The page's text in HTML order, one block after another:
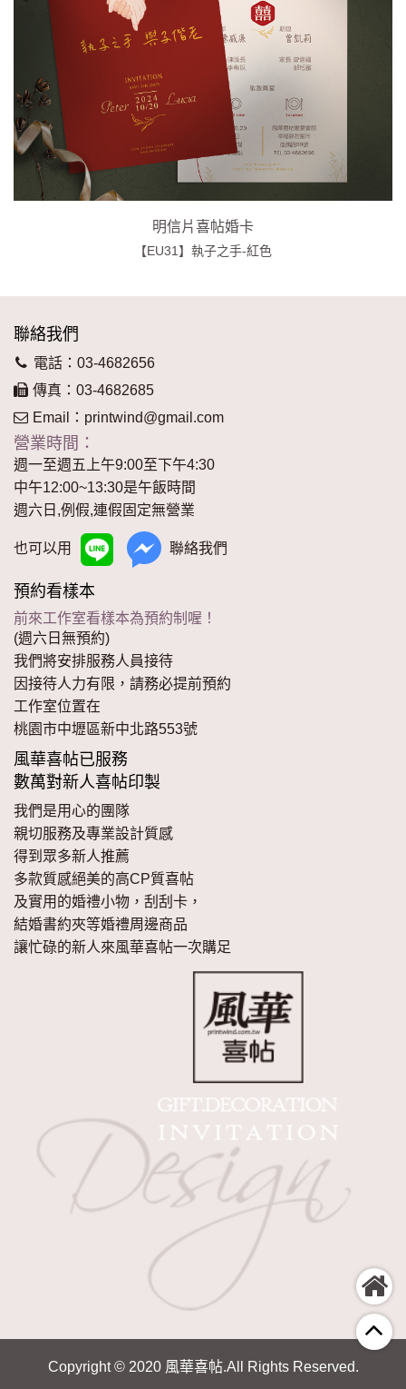
明信片喜帖婚卡
【EU31】執子之手-紅色
聯絡我們
電話：03-4682656
傳真：03-4682685
Email： printwind@gmail.com
營業時間：
週一至週五上午9:00至下午4:30
中午12:00~13:30是午飯時間
週六日,例假,連假固定無營業
也可以用 聯絡我們
預約看樣本
前來工作室看樣本為預約制喔！
(週六日無預約)
我們將安排服務人員接待
因接待人力有限，請務必提前預約
工作室位置在
桃園市中壢區新中北路553號
風華喜帖已服務
數萬對新人喜帖印製
我們是用心的團隊
親切服務及專業設計質感
得到眾多新人推薦
多款質感絕美的高CP質喜帖
及實用的婚禮小物，刮刮卡，
結婚書約夾等婚禮周邊商品
讓忙碌的新人來風華喜帖一次購足
Copyright © 2020 風華喜帖.All Rights Reserved.